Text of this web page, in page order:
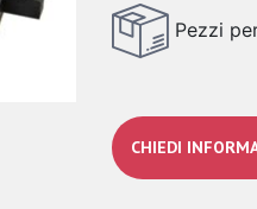
Telaio D13 AV con
Pezzi
CHIEDI